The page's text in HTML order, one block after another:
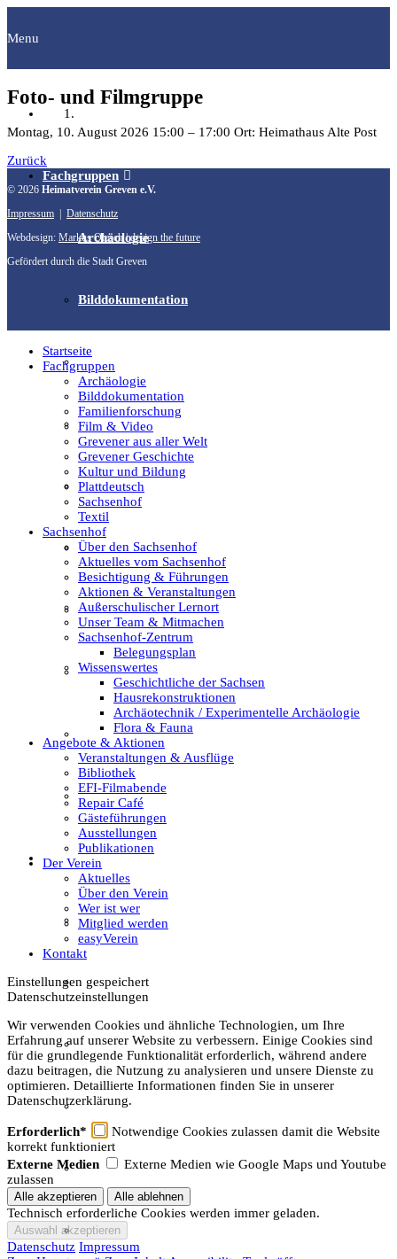
Menu
Fachgruppen
Archäologie
Bilddokumentation
Familienforschung
Film & Video
Grevener aus aller Welt
Grevener Geschichte
Kultur und Bildung
Plattdeutsch
Sachsenhof
Textil
Sachsenhof
Über den Sachsenhof
Aktuelles vom Sachsenhof
Besichtigung & Führungen
Aktionen & Veranstaltungen
Außerschulischer Lernort
Unser Team & Mitmachen
Foto- und Filmgruppe
Montag, 10. August 2026 15:00 – 17:00 Ort: Heimathaus Alte Post
Zurück
© 2026 Heimatverein Greven e.V.
Impressum | Datenschutz
Webdesign: Markus Olesch | design the future
Gefördert durch die Stadt Greven
Startseite
Fachgruppen
Archäologie
Bilddokumentation
Familienforschung
Film & Video
Grevener aus aller Welt
Grevener Geschichte
Kultur und Bildung
Plattdeutsch
Sachsenhof
Textil
Sachsenhof
Über den Sachsenhof
Aktuelles vom Sachsenhof
Besichtigung & Führungen
Aktionen & Veranstaltungen
Außerschulischer Lernort
Unser Team & Mitmachen
Sachsenhof-Zentrum
Belegungsplan
Wissenswertes
Geschichtliche der Sachsen
Hausrekonstruktionen
Archäotechnik / Experimentelle Archäologie
Flora & Fauna
Angebote & Aktionen
Veranstaltungen & Ausflüge
Bibliothek
EFI-Filmabende
Repair Café
Gästeführungen
Ausstellungen
Publikationen
Der Verein
Aktuelles
Über den Verein
Wer ist wer
Mitglied werden
easyVerein
Kontakt
Einstellungen gespeichert
Datenschutzeinstellungen
Wir verwenden Cookies und ähnliche Technologien, um Ihre
Erfahrung auf unserer Website zu verbessern. Einige Cookies sind
für die grundlegende Funktionalität erforderlich, während andere
dazu beitragen, die Nutzung zu analysieren und unsere Dienste zu
optimieren. Detaillierte Informationen finden Sie in unserer
Datenschutzerklärung.
Erforderlich*
Notwendige Cookies zulassen damit die Website
korrekt funktioniert
Externe Medien
Externe Medien wie Google Maps und Youtube
zulassen
Technisch erforderliche Cookies werden immer geladen.
Datenschutz Impressum